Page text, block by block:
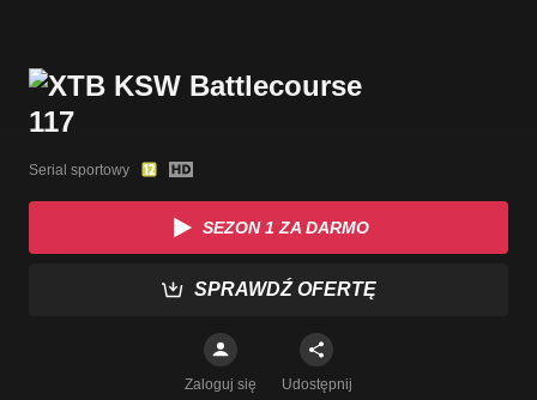
Serial sportowy
SEZON 1 ZA DARMO
SPRAWDŹ OFERTĘ
Zaloguj się Udostępnij